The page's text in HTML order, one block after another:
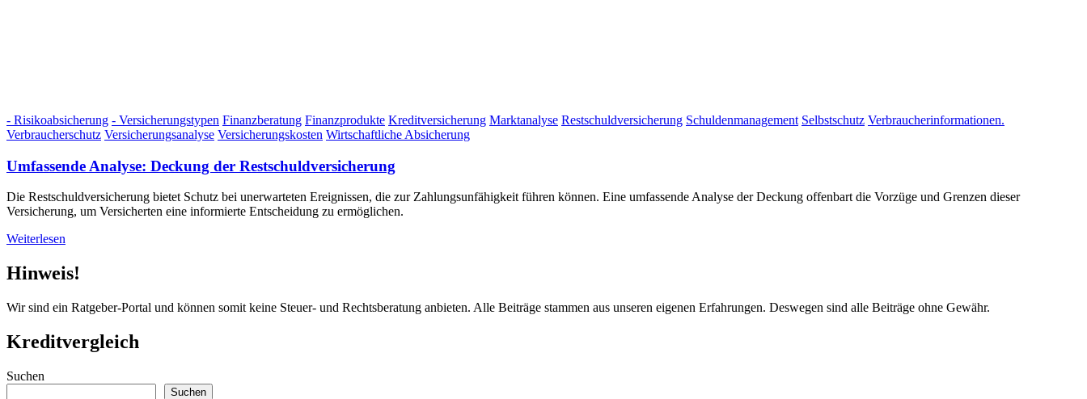
- Risikoabsicherung - Versicherungstypen Finanzberatung Finanzprodukte Kreditversicherung Marktanalyse Restschuldversicherung Schuldenmanagement Selbstschutz Verbraucherinformationen.
Verbraucherschutz Versicherungsanalyse Versicherungskosten Wirtschaftliche Absicherung
Umfassende Analyse: Deckung der Restschuldversicherung
Die Restschuldversicherung bietet Schutz bei unerwarteten Ereignissen, die zur Zahlungsunfähigkeit führen können. Eine umfassende Analyse der Deckung offenbart die Vorzüge und Grenzen dieser
Versicherung, um Versicherten eine informierte Entscheidung zu ermöglichen.
Weiterlesen
Hinweis!
Wir sind ein Ratgeber-Portal und können somit keine Steuer- und Rechtsberatung anbieten. Alle Beiträge stammen aus unseren eigenen Erfahrungen. Deswegen sind alle Beiträge ohne Gewähr.
Kreditvergleich
Suchen
Suchen